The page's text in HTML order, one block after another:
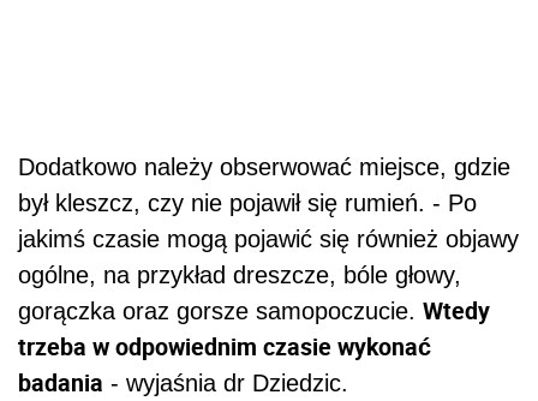
Dodatkowo należy obserwować miejsce, gdzie
był kleszcz, czy nie pojawił się rumień. - Po
jakimś czasie mogą pojawić się również objawy
ogólne, na przykład dreszcze, bóle głowy,
gorączka oraz gorsze samopoczucie. Wtedy
trzeba w odpowiednim czasie wykonać
badania - wyjaśnia dr Dziedzic.